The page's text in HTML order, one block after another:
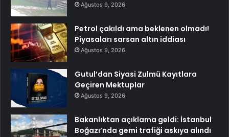
Ağustos 9, 2026
Petrol çakıldı ama beklenen olmadı!
Piyasaları sarsan altın iddiası
Ağustos 9, 2026
Gutul’dan Siyasi Zulmü Kayıtlara
Geçiren Mektuplar
Ağustos 9, 2026
Bakanlıktan açıklama geldi: İstanbul
Boğazı’nda gemi trafiği askıya alındı